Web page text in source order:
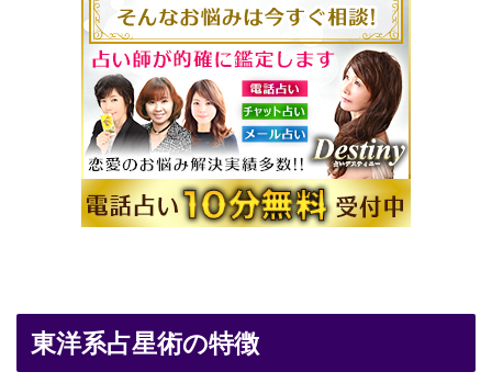
東洋系占星術の特徴